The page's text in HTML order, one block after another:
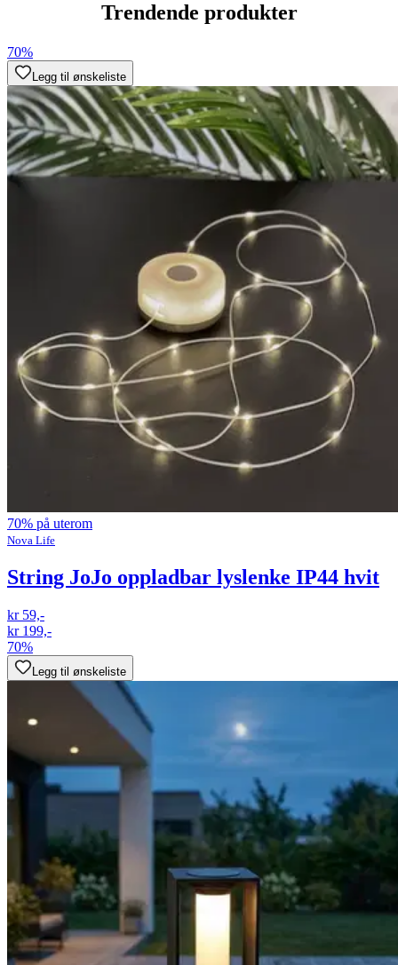
Trendende produkter
70%
Legg til ønskeliste
70% på uterom
Nova Life
String JoJo oppladbar lyslenke IP44 hvit
kr 59,-
kr 199,-
70%
Legg til ønskeliste